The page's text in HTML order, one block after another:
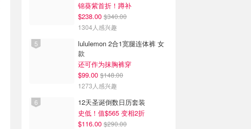
锦葵紫首折！蹲补
$238.00 $340.00
1304人感兴趣
lululemon 2合1宽腿连体裤 女
款
还可作为抹胸裤穿
$99.00 $148.00
1273人感兴趣
12天圣诞倒数日历套装
史低！值$565 变相2折
$116.00 $290.00